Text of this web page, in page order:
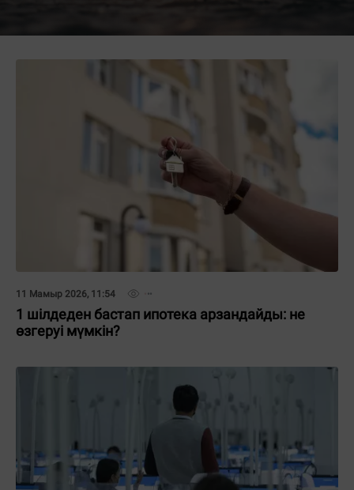
11 Мамыр 2026, 11:54
1 шілдеден бастап ипотека арзандайды: не
өзгеруі мүмкін?